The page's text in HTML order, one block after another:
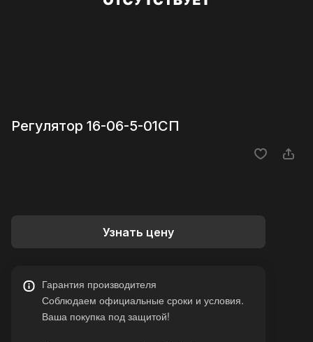
Регулятор 16-06-5-01СП
Узнать цену
Гарантия производителя
Соблюдаем официальные сроки и условия.
Ваша покупка под защитой!